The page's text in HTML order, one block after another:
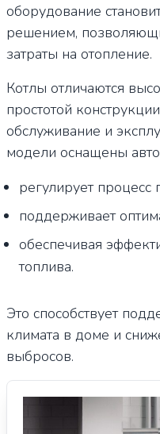
оборудование
решением,
затраты на отопление.
Котлы отличаются
простотой
обслуживание и
модели оснащены
регулирует процесс
поддерживает
обеспечивая
топлива.
Это способствует
климата в доме и
выбросов.